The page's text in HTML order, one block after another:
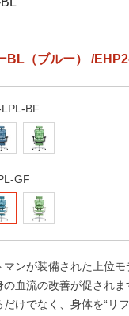
BL（ブルー） /
BF
GF
ンが装備された上位
血流の改善が促され
だけでなく、身体を“リ